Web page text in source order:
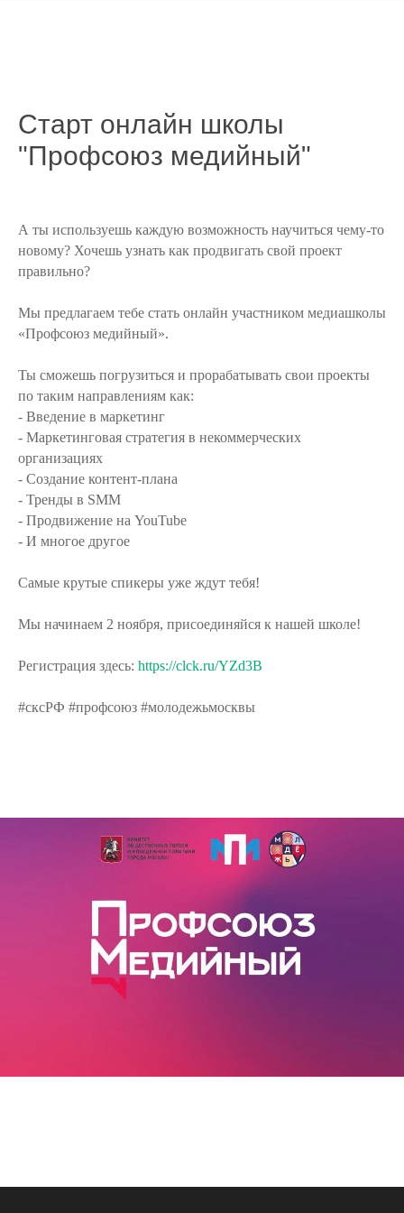
Старт онлайн школы
"Профсоюз медийный"
А ты используешь каждую возможность научиться чему-то
новому? Хочешь узнать как продвигать свой проект
правильно?
Мы предлагаем тебе стать онлайн участником медиашколы
«Профсоюз медийный».
Ты сможешь погрузиться и прорабатывать свои проекты
по таким направлениям как:
- Введение в маркетинг
- Маркетинговая стратегия в некоммерческих
организациях
- Создание контент-плана
- Тренды в SMM
- Продвижение на YouTube
- И многое другое
Самые крутые спикеры уже ждут тебя!
Мы начинаем 2 ноября, присоединяйся к нашей школе!
Регистрация здесь: https://clck.ru/YZd3B
#сксРФ #профсоюз #молодежьмосквы